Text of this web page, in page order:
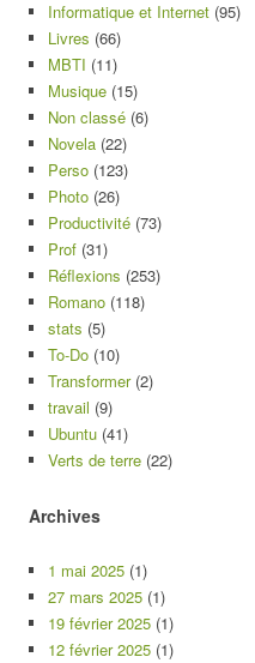
Informatique et Internet (95)
Livres (66)
MBTI (11)
Musique (15)
Non classé (6)
Novela (22)
Perso (123)
Photo (26)
Productivité (73)
Prof (31)
Réflexions (253)
Romano (118)
stats (5)
To-Do (10)
Transformer(2)
travail (9)
Ubuntu (41)
Verts de terre (22)
Archives
1 mai 2025 (1)
27 mars 2025 (1)
19 février 2025 (1)
12 février 2025 (1)